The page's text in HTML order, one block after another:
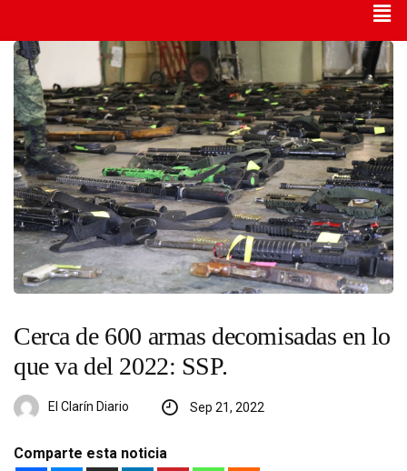
Cerca de 600 armas decomisadas en lo
que va del 2022: SSP.
El Clarín Diario Sep 21, 2022
Comparte esta noticia